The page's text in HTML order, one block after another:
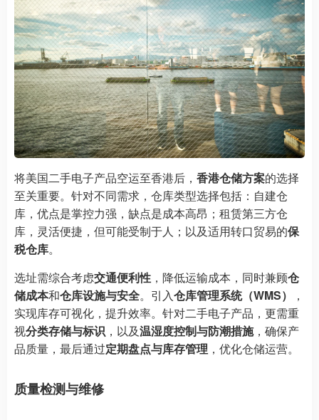
将美国二手电子产品空运至香港后， 香港仓储方案的选择
至关重要。针对不同需求，仓库类型选择包括：自建仓
库，优点是掌控力强，缺点是成本高昂；租赁第三方仓
库，灵活便捷，但可能受制于人；以及适用转口贸易的保
税仓库。
选址需综合考虑交通便利性 ，降低运输成本，同时兼顾仓
储成本和仓库设施与安全。引入仓库管理系统（WMS）
，
实现库存可视化，提升效率。针对二手电子产品，更需重
视分类存储与标识 ，以及温湿度控制与防潮措施，确保产
品质量，最后通过定期盘点与库存管理 ，优化仓储运营。
质量检测与维修